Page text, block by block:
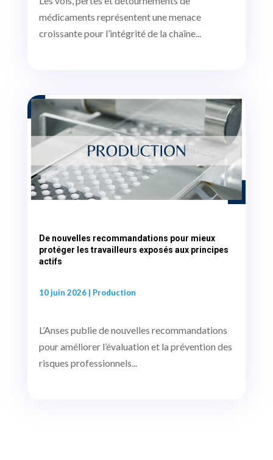
médicaments représentent une menace
croissante pour l’intégrité de la chaîne...
De nouvelles recommandations pour mieux
protéger les travailleurs exposés aux principes
actifs
10 juin 2026| Production
L’Anses publie de nouvelles recommandations
pour améliorer l’évaluation et la prévention des
risques professionnels...